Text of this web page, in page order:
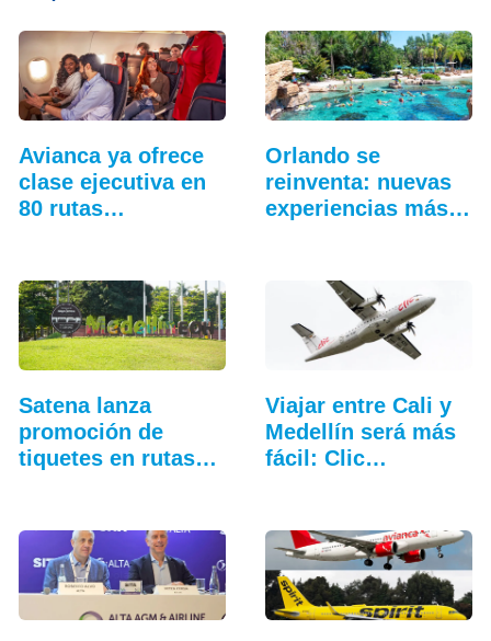
Avianca ya ofrece
clase ejecutiva en
80 rutas…
Orlando se
reinventa: nuevas
experiencias más
Satena lanza
promoción de
tiquetes en rutas
Viajar entre Cali y
Medellín será más
fácil: Clic…